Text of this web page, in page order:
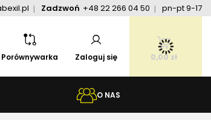
Zadzwoń +48 22 266 04 50 pn-pt 9-17
Porównywarka Zaloguj się 0,00 zł
O NAS